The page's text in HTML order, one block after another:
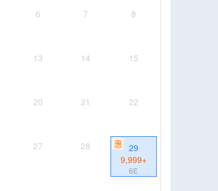
6 7 8
13 14 15
20 21 22
27 28 惠 29
9,999+
6E